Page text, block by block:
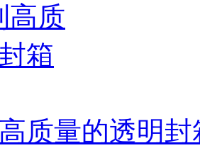
质量的透明